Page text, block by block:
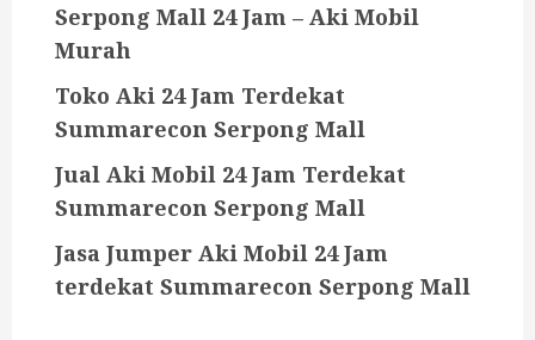
Serpong Mall 24 Jam – Aki Mobil
Murah
Toko Aki 24 Jam Terdekat
Summarecon Serpong Mall
Jual Aki Mobil 24 Jam Terdekat
Summarecon Serpong Mall
Jasa Jumper Aki Mobil 24 Jam
terdekat Summarecon Serpong Mall